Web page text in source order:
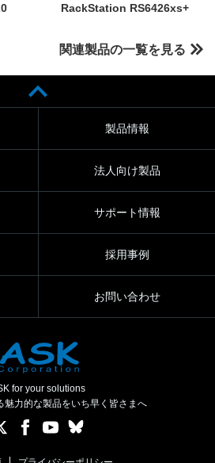
RackStation RS6426xs+
関連製品の一覧を見る
製品情報
法人向け製品
サポート情報
採用事例
お問い合わせ
for your solutions
魅力的な製品をいち早く皆さまへ